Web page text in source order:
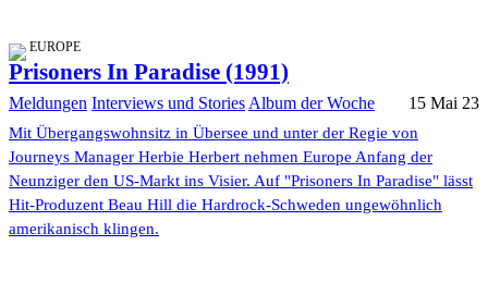
EUROPE
Prisoners In Paradise (1991)
Meldungen Interviews und Stories Album der Woche 15 Mai 23
Mit Übergangswohnsitz in Übersee und unter der Regie von
Journeys Manager Herbie Herbert nehmen Europe Anfang der
Neunziger den US-Markt ins Visier. Auf "Prisoners In Paradise" lässt
Hit-Produzent Beau Hill die Hardrock-Schweden ungewöhnlich
amerikanisch klingen.